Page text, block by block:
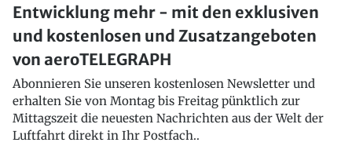
Entwicklung mehr - mit den exklusiven
und kostenlosen und Zusatzangeboten
von aeroTELEGRAPH
Abonnieren Sie unseren kostenlosen Newsletter und
erhalten Sie von Montag bis Freitag pünktlich zur
Mittagszeit die neuesten Nachrichten aus der Welt der
Luftfahrt direkt in Ihr Postfach..